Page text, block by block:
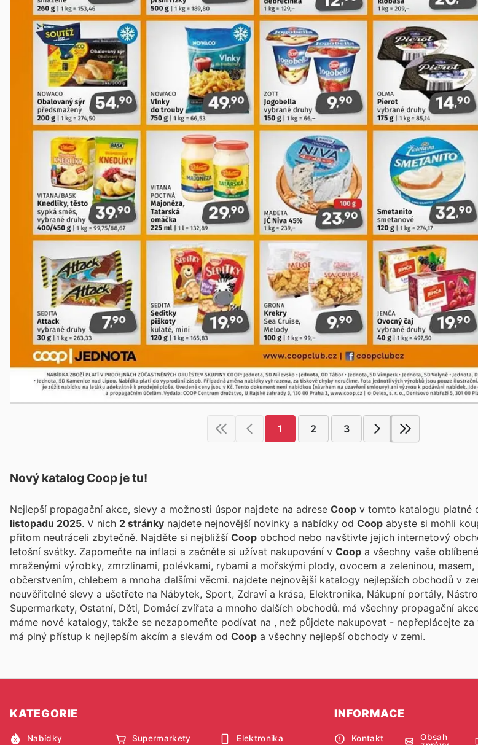
1 2 3
Nový katalog Coop je tu!
Nejlepší propagační akce, slevy a možnosti úspor najdete na adrese Coop v tomto katalogu platné
listopadu 2025 . V nich 2 stránky najdete nejnovější novinky a nabídky od Coop abyste si mohli
přitom neutráceli zbytečně. Najděte si nejbližší Coop obchod nebo navštivte jejich internetový
letošní svátky. Zapomeňte na inflaci a začněte si užívat nakupování v Coop a všechny vaše
mraženými výrobky, zmrzlinami, polévkami, rybami a mořskými plody, ovocem a zeleninou,
občerstvením, chlebem a mnoha dalšími věcmi. najdete nejnovější katalogy nejlepších obchodů v
neuvěřitelné slevy a ušetřete na Nábytek, Sport, Zdraví a krása, Elektronika, Nákupní portály,
Supermarkety, Ostatní, Děti, Domácí zvířata a mnoho dalších obchodů. má všechny propagační
máme nové katalogy, takže se nezapomeňte podívat na , než půjdete nakupovat - nepřeplácejte
má plný přístup k nejlepším akcím a slevám od Coop a všechny nejlepší obchody v zemi.
KATEGORIE
Nabídky Supermarkety Elektronika
INFORMACE
Kontakt
Obsah